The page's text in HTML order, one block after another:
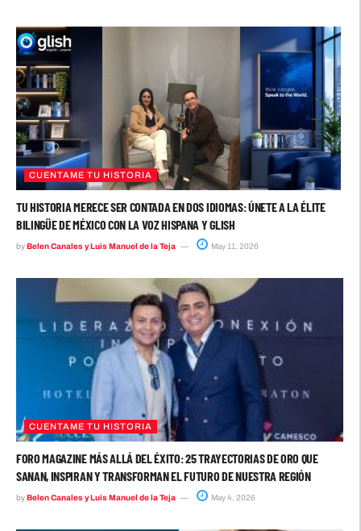
CUENTAME TU HISTORIA
TU HISTORIA MERECE SER CONTADA EN DOS IDIOMAS: ÚNETE A LA ÉLITE
BILINGÜE DE MÉXICO CON LA VOZ HISPANA Y GLISH
byBelen Canales y Luis Manuel de la Teja May 11, 2026
CUENTAME TU HISTORIA
FORO MAGAZINE MÁS ALLÁ DEL ÉXITO: 25 TRAYECTORIAS DE ORO QUE
SANAN, INSPIRAN Y TRANSFORMAN EL FUTURO DE NUESTRA REGIÓN
byBelen Canales y Luis Manuel de la Teja May 4, 2026